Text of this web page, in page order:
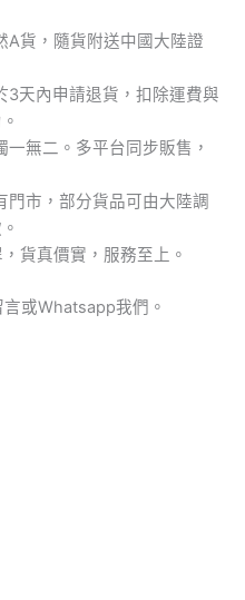
A貨，隨貨附送中國大陸證
3天內申請退貨，扣除運費與
無二。多平台同步販售，
門市，部分貨品可由大陸調
貨真價實，服務至上。
或Whatsapp我們。